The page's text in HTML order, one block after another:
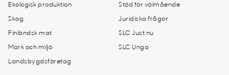
Ekologisk produktion
Skog
Finländsk mat
Mark och miljö
Landsbygdsföretag
Stöd för välmående
Juridiska frågor
SLC Just nu
SLC Unga